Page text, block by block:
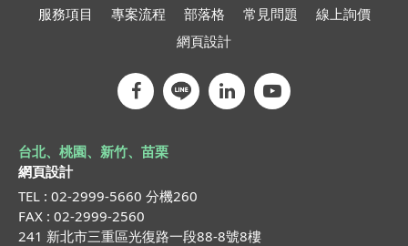
服務項目
專案流程 部落格 常見問題
線上詢價
網頁設計
台北、桃園、新竹、苗栗
網頁設計
TEL : 02-2999-5660 分機260
FAX : 02-2999-2560
241 新北市三重區光復路一段88-8號8樓